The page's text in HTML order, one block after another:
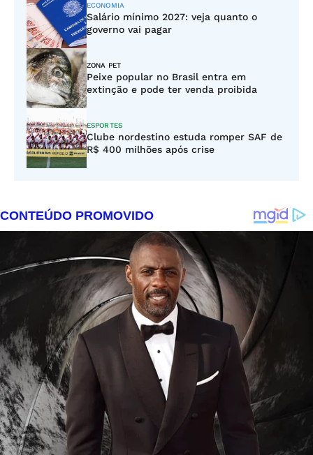
ECONOMIA
Salário mínimo 2027: veja quanto o
governo vai pagar
ZONA PET
Peixe popular no Brasil entra em
extinção e pode ter venda proibida
ESPORTES
Clube nordestino estuda romper SAF de
R$ 400 milhões após crise